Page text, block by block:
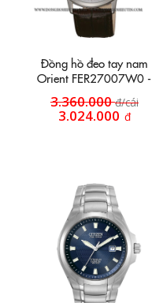
Đồng hồ đeo tay nam
Orient FER27007W0 -
3.360.000đ/cái
3.024.000 đ